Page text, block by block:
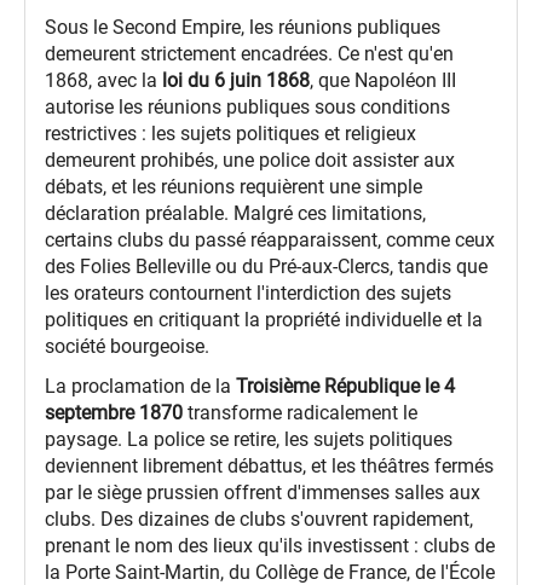
Sous le Second Empire, les réunions publiques
demeurent strictement encadrées. Ce n'est qu'en
1868, avec la loi du 6 juin 1868, que Napoléon III
autorise les réunions publiques sous conditions
restrictives : les sujets politiques et religieux
demeurent prohibés, une police doit assister aux
débats, et les réunions requièrent une simple
déclaration préalable. Malgré ces limitations,
certains clubs du passé réapparaissent, comme ceux
des Folies Belleville ou du Pré-aux-Clercs, tandis que
les orateurs contournent l'interdiction des sujets
politiques en critiquant la propriété individuelle et la
société bourgeoise.
La proclamation de la Troisième République le 4
septembre 1870 transforme radicalement le
paysage. La police se retire, les sujets politiques
deviennent librement débattus, et les théâtres fermés
par le siège prussien offrent d'immenses salles aux
clubs. Des dizaines de clubs s'ouvrent rapidement,
prenant le nom des lieux qu'ils investissent : clubs de
la Porte Saint-Martin, du Collège de France, de l'École